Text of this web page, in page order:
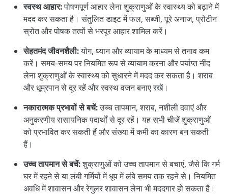
स्वस्थ आहार:पोषणपूर्ण आहार लेना शुक्राणुओं के स्वास्थ्य को बढ़ाने में
मदद कर सकता है। संतुलित डाइट में फल, सब्जी, पूरे अनाज, प्रोटीन
स्रोत और पोषक तत्वों से भरपूर आहार शामिल करें।
सेहतमंद जीवनशैली:योग, ध्यान और व्यायाम के माध्यम से तनाव कम
करें। समय-समय पर नियमित रूप से व्यायाम करना और पर्याप्त नींद
लेना शुक्राणुओं के स्वास्थ्य को सुधारने में मदद कर सकता है। शराब
और धूम्रपान से दूर रहें और स्वस्थ वजन बनाए रखें।
नकारात्मक प्रभावों से बचें:उच्च तापमान, शराब, नशीली दवाएं और
अनुकरणीय रासायनिक पदार्थों से दूर रहें। यह सभी चीजें शुक्राणुओं
को प्रभावित कर सकती हैं और संख्या में कमी का कारण बन सकती
हैं।
उच्च तापमान से बचें:शुक्राणुओं को उच्च तापमान से बचाएं, जैसे कि गर्म
घर में रहने से या लंबी गर्मियों में धूप में लंबे समय तक रहने से। नियमित
अवधि में शावासन और रेगुलर शावासन लेना भी मददगार हो सकता है।